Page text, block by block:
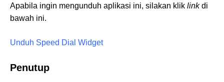
Apabila ingin mengunduh aplikasi ini, silakan klik linkdi
bawah ini.
Unduh Speed Dial Widget
Penutup